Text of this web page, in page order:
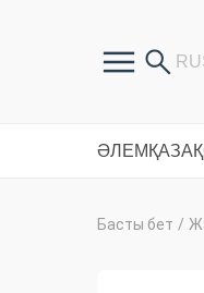
ӘЛЕМ
Басты бет /